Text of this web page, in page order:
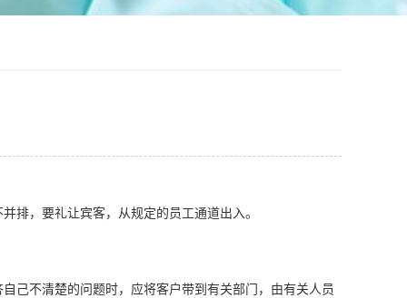
，要礼让宾客，从规定的员工通道出入。
不清楚的问题时，应将客户带到有关部门，由有关人员